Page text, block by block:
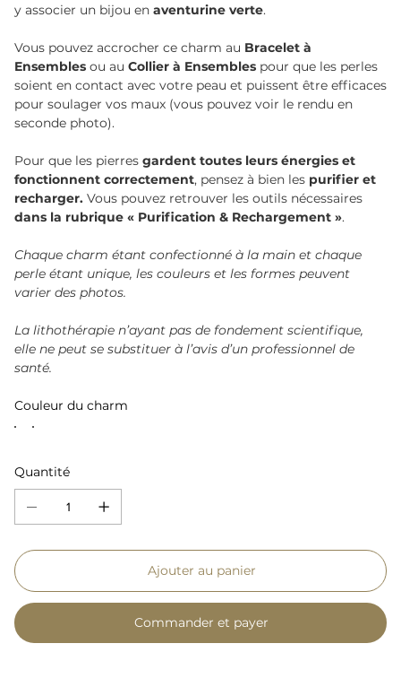
y associer un bijou en aventurine verte.
Vous pouvez accrocher ce charm au Bracelet à
Ensembles ou au Collier à Ensembles pour que les perles
soient en contact avec votre peau et puissent être efficaces
pour soulager vos maux (vous pouvez voir le rendu en
seconde photo).
Pour que les pierres gardent toutes leurs énergies et
fonctionnent correctement, pensez à bien les purifier et
recharger. Vous pouvez retrouver les outils nécessaires
dans la rubrique « Purification & Rechargement ».
Chaque charm étant confectionné à la main et chaque
perle étant unique, les couleurs et les formes peuvent
varier des photos.
La lithothérapie n’ayant pas de fondement scientifique,
elle ne peut se substituer à l’avis d’un professionnel de
santé.
Couleur du charm
Quantité
Ajouter au panier
Commander et payer